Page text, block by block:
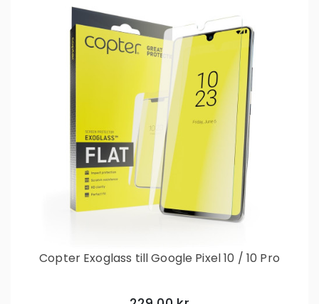
Copter Exoglass till Google Pixel 10 / 10 Pro